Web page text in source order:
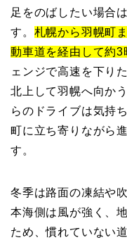
足をのばしたい場合
す。 札幌から羽幌町
動車道を経由して約3
ェンジで高速を下り
北上して羽幌へ向か
らのドライブは気持
町に立ち寄りながら
す。
冬季は路面の凍結や
本海側は風が強く、
ため、慣れていない